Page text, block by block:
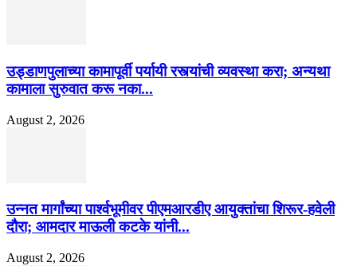
उड्डाणपुलाच्या कामापूर्वी पर्यायी रस्त्यांची व्यवस्था करा; अन्यथा
कामाला सुरुवात करू नका...
August 2, 2026
उन्नत मार्गांच्या पार्श्वभूमीवर पीएमआरडीए आयुक्तांचा शिरूर-हवेली
दौरा; आमदार माऊली कटके यांनी...
August 2, 2026